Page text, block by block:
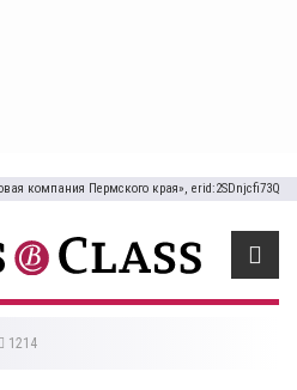
компания Пермского края», erid:2SDnjcfi73Q
1214